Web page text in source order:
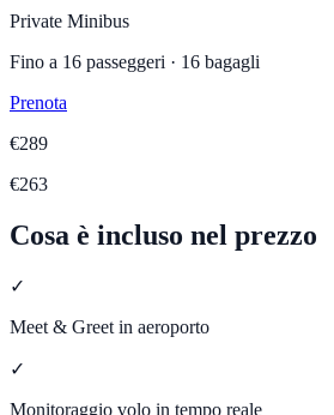
Private Minibus
Fino a 16 passeggeri · 16 bagagli
Prenota
€289
€263
Cosa è incluso nel prezzo
✓
Meet & Greet in aeroporto
✓
Monitoraggio volo in tempo reale